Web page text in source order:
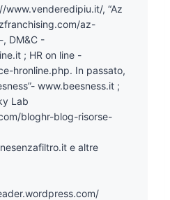
www.venderedipiu.it/, “Az
az-
DM&C -
; HR on line -
hronline.php. In passato,
www.beesness.it ;
Lab
bloghr-blog-risorse-
e altre